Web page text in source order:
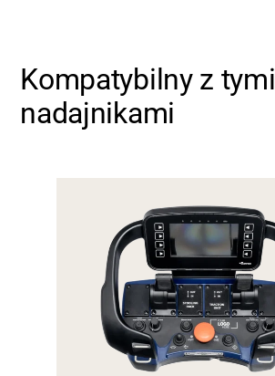
Kompatybilny z tymi
nadajnikami